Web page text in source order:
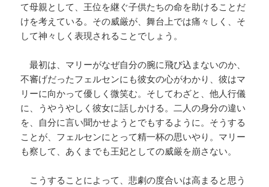
て母親として、王位を継ぐ子供たちの命を助けることだ
けを考えている。その威厳が、舞台上では痛々しく、そ
して神々しく表現されることでしょう。
最初は、マリーがなぜ自分の腕に飛び込まないのか、
不審げだったフェルセンにも彼女の心がわかり、彼はマ
リーに向かって優しく微笑む。そしてわざと、他人行儀
に、うやうやしく彼女に話しかける。二人の身分の違い
を、自分に言い聞かせようとでもするように。そうする
ことが、フェルセンにとって精一杯の思いやり。マリー
も察して、あくまでも王妃としての威厳を崩さない。
こうすることによって、悲劇の度合いは高まると思う